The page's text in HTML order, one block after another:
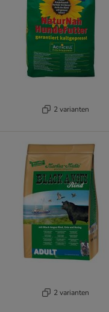
2 varianten
2 varianten